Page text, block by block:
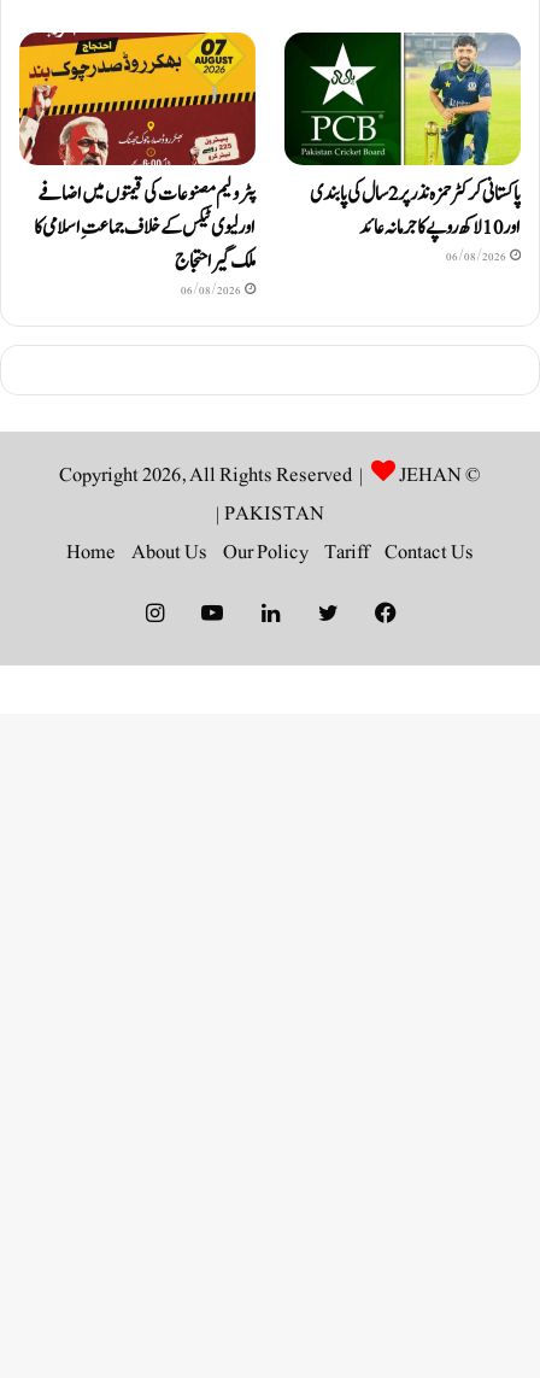
پاکستانی کرکٹر حمزہ نذر پر 2 سال کی پابندی
اور 10 لاکھ روپےکا جرمانہ عائد
06/08/2026
پٹرولیم مصنوعات کی قیمتوں میں اضافے
اور لیوی ٹیکس کے خلاف جماعتِ اسلامی کا
ملک گیر احتجاج
06/08/2026
© Copyright 2026, All Rights Reserved |
JEHAN
PAKISTAN
|
Contact Us
Tariff
Our Policy
About Us
Home
Facebook
Twitter
LinkedIn
YouTube
Instagram